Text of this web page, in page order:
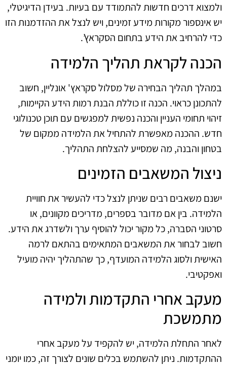
ולמצוא דרכים חדשות להתמודד עם בעיות. בעידן הדיגיטלי,
יש אינספור מקורות מידע זמינים, ויש לנצל את ההזדמנות הזו
כדי להרחיב את הידע בתחום הסקראץ’.
הכנה לקראת תהליך הלמידה
במהלך תהליך הבחירה של מסלול סקראץ' אונליין, חשוב
להתכונן כראוי. הכנה זו כוללת הבנת רמות הידע הקיימות,
זיהוי תחומי העניין והכנה נפשית למפגשים עם תוכן טכנולוגי
חדש. ההכנה מאפשרת להתחיל את הלמידה ממקום של
בטחון והבנה, מה שמסייע להצלחת התהליך.
ניצול המשאבים הזמינים
ישנם משאבים רבים שניתן לנצל כדי להעשיר את חוויית
הלמידה. בין אם מדובר בספרים, מדריכים מקוונים, או
סרטוני הסברה, כל מקור יכול להוסיף ערך ולשדרג את הידע.
חשוב לבחור את המשאבים המתאימים בהתאם לרמה
האישית ולסוג הלמידה המועדף, כך שהתהליך יהיה מועיל
ואפקטיבי.
מעקב אחרי התקדמות ולמידה
מתמשכת
לאחר התחלת הלמידה, יש להקפיד על מעקב אחרי
ההתקדמות. ניתן להשתמש בכלים שונים לצורך זה, כמו יומני